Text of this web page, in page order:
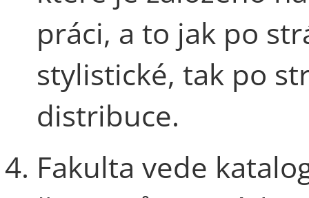
práci, a to jak po
stylistické, tak po
distribuce.
Fakulta vede